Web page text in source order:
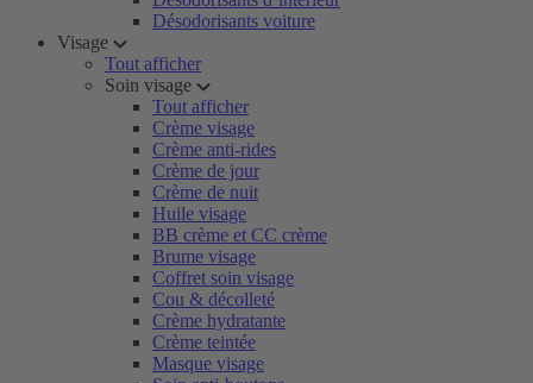
Désodorisants voiture
Visage
Tout afficher
Soin visage
Tout afficher
Crème visage
Crème anti-rides
Crème de jour
Crème de nuit
Huile visage
BB crème et CC crème
Brume visage
Coffret soin visage
Cou & décolleté
Crème hydratante
Crème teintée
Masque visage